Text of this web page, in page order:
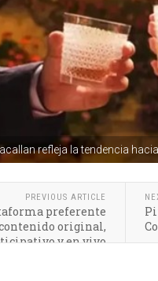
refleja la tendencia
PREVIOUS ARTICLE
preferente
original,
y en vivo